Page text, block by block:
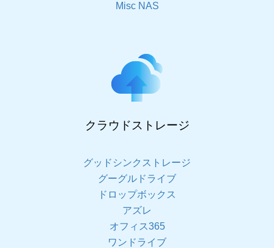
Misc NAS
クラウドストレージ
グッドシンクストレージ
グーグルドライブ
ドロップボックス
アズレ
オフィス365
ワンドライブ